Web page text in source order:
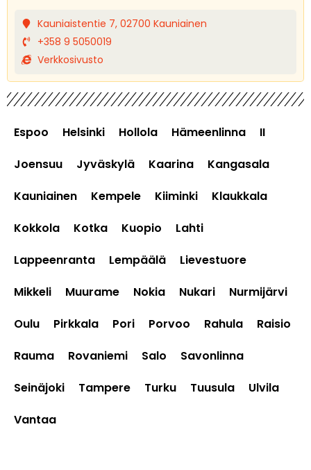
Kauniaistentie 7, 02700 Kauniainen
+358 9 5050019
Verkkosivusto
Espoo Helsinki Hollola Hämeenlinna
II
Joensuu
Jyväskylä Kaarina
Kangasala
Kauniainen
Kempele Kiiminki
Klaukkala
Kokkola
Kotka Kuopio
Lahti
Lappeenranta
Lempäälä
Lievestuore
Mikkeli
Muurame Nokia Nukari
Nurmijärvi
Oulu
Pirkkala Pori Porvoo Rahula
Raisio
Rauma
Rovaniemi Salo
Savonlinna
Seinäjoki
Tampere Turku Tuusula
Ulvila
Vantaa